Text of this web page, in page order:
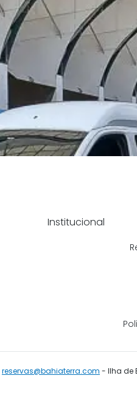
Institucional
reservas@bahiaterra.com - Ilha de